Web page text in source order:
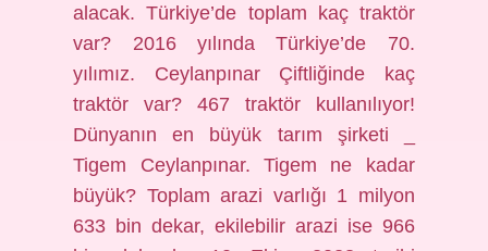
alacak. Türkiye’de toplam kaç traktör
var? 2016 yılında Türkiye’de 70.
yılımız. Ceylanpınar Çiftliğinde kaç
traktör var? 467 traktör kullanılıyor!
Dünyanın en büyük tarım şirketi _
Tigem Ceylanpınar. Tigem ne kadar
büyük? Toplam arazi varlığı 1 milyon
633 bin dekar, ekilebilir arazi ise 966